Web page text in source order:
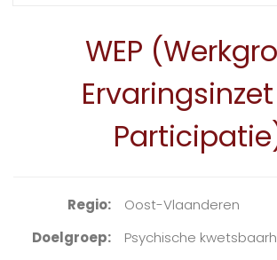
WEP
Regio
Oost-Vlaanderen
Doelgroep
Psychische